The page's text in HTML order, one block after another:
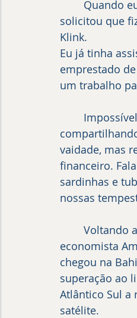
solicitou que
Klink.
Eu já tinha
emprestado
um trabalho
vaidade, mas
financeiro.
sardinhas e
nossas
economista
chegou na
superação ao
Atlântico Sul a
satélite.